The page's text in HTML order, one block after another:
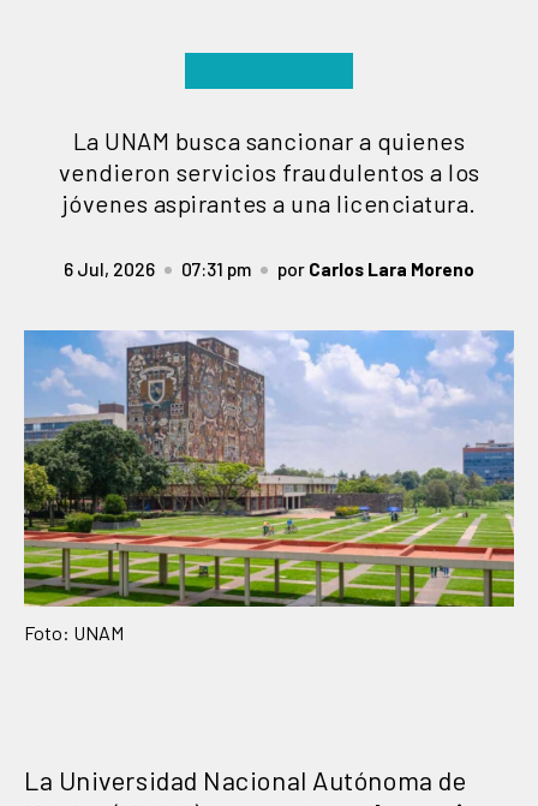
La UNAM busca sancionar a quienes
vendieron servicios fraudulentos a los
jóvenes aspirantes a una licenciatura.
6 Jul, 2026 07:31 pm por Carlos Lara Moreno
Foto: UNAM
La Universidad Nacional Autónoma de